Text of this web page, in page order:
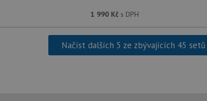
1 990 Kč s DPH
Načíst dalších 5 ze zbývajících 45 setů
soubory Funkční soubory
základní funkce webových stránek, jako je přihlášení uživatele a správa účtu.
cookie správně používat.
Popis